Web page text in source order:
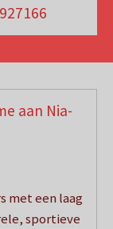
aan Nia-
met een laag
sportieve